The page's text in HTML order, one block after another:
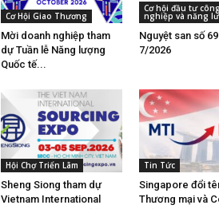
Cơ Hội Giao Thương
Mời doanh nghiệp tham
dự Tuần lễ Năng lượng
Quốc tế...
Cơ hội đầu tư công
nghiệp và năng
Nguyệt san số
7/2026
Hội Chợ Triển Lãm
Sheng Siong tham dự
Vietnam International
Tin Tức
Singapore đổi
Thương mại và